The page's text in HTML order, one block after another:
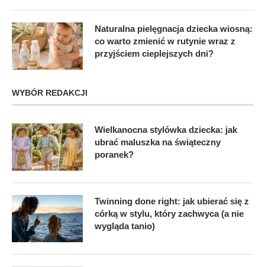
Naturalna pielęgnacja dziecka wiosną:
co warto zmienić w rutynie wraz z
przyjściem cieplejszych dni?
WYBÓR REDAKCJI
Wielkanocna stylówka dziecka: jak
ubrać maluszka na świąteczny
poranek?
Twinning done right: jak ubierać się z
córką w stylu, który zachwyca (a nie
wygląda tanio)